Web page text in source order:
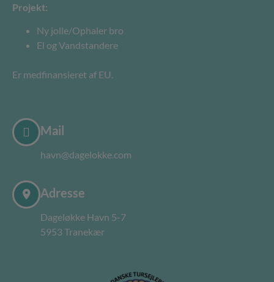
Projekt:
Ny jolle/Ophaler bro
El og Vandstandere
Er medfinansieret af EU.
Mail
havn@dagelokke.com
Adresse
Dageløkke Havn 5-7
5953 Tranekær